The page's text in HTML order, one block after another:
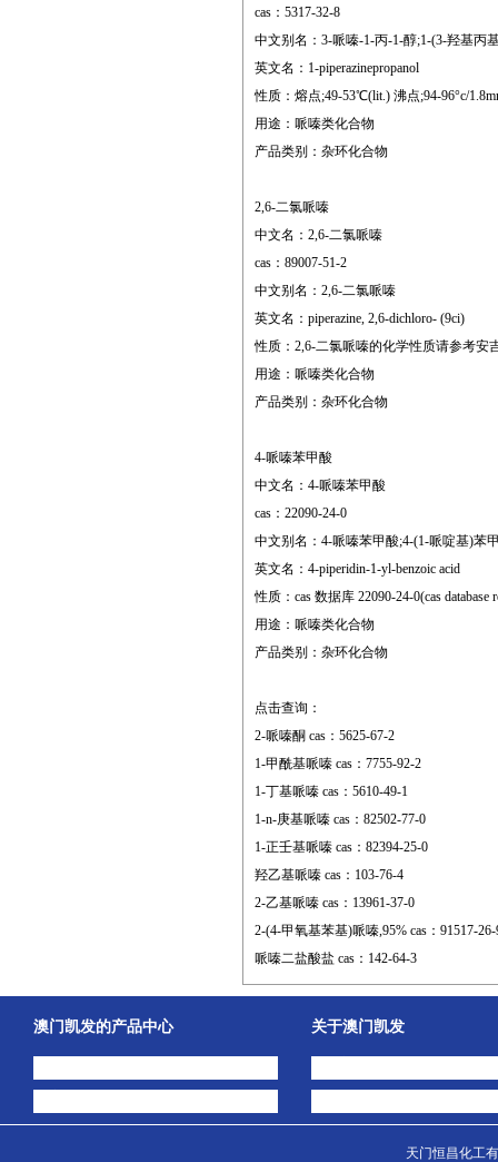
cas：5317-32-8
中文别名：3-哌嗪-1-丙-1-醇;1-(3-羟基丙
英文名：1-piperazinepropanol
性质：熔点;49-53℃(lit.) 沸点;94-96°c/
用途：哌嗪类化合物
产品类别：杂环化合物
2,6-二氯哌嗪
中文名：2,6-二氯哌嗪
cas：89007-51-2
中文别名：2,6-二氯哌嗪
英文名：piperazine, 2,6-dichloro- (9ci)
性质：2,6-二氯哌嗪的化学性质请参考安
用途：哌嗪类化合物
产品类别：杂环化合物
4-哌嗪苯甲酸
中文名：4-哌嗪苯甲酸
cas：22090-24-0
中文别名：4-哌嗪苯甲酸;4-(1-哌啶基)苯
英文名：4-piperidin-1-yl-benzoic acid
性质：cas 数据库 22090-24-0(cas database
用途：哌嗪类化合物
产品类别：杂环化合物
点击查询：
2-哌嗪酮 cas：5625-67-2
1-甲酰基哌嗪 cas：7755-92-2
1-丁基哌嗪 cas：5610-49-1
1-n-庚基哌嗪 cas：82502-77-0
1-正壬基哌嗪 cas：82394-25-0
羟乙基哌嗪 cas：103-76-4
2-乙基哌嗪 cas：13961-37-0
2-(4-甲氧基苯基)哌嗪,95% cas：91517-26-
哌嗪二盐酸盐 cas：142-64-3
澳门凯发的产品中心 关于澳门凯发
天门恒昌化工